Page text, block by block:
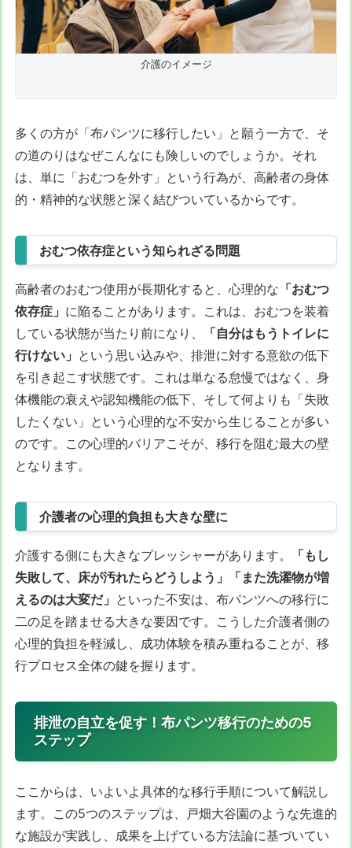
介護のイメージ
多くの方が「布パンツに移行したい」と願う一方で、そ
の道のりはなぜこんなにも険しいのでしょうか。それ
は、単に「おむつを外す」という行為が、高齢者の身体
的・精神的な状態と深く結びついているからです。
おむつ依存症という知られざる問題
高齢者のおむつ使用が長期化すると、心理的な 「おむつ
依存症」 に陥ることがあります。これは、おむつを装着
している状態が当たり前になり、
「自分はもうトイレに
行けない」 という思い込みや、排泄に対する意欲の低下
を引き起こす状態です。これは単なる怠慢ではなく、身
体機能の衰えや認知機能の低下、そして何よりも「失敗
したくない」という心理的な不安から生じることが多い
のです。この心理的バリアこそが、移行を阻む最大の壁
となります。
介護者の心理的負担も大きな壁に
介護する側にも大きなプレッシャーがあります。
「もし
失敗して、床が汚れたらどうしよう」「また洗濯物が増
えるのは大変だ」 といった不安は、布パンツへの移行に
二の足を踏ませる大きな要因です。こうした介護者側の
心理的負担を軽減し、成功体験を積み重ねることが、移
行プロセス全体の鍵を握ります。
排泄の自立を促す！布パンツ移行のための5
ステップ
ここからは、いよいよ具体的な移行手順について解説し
ます。この5つのステップは、戸畑大谷園のような先進的
な施設が実践し、成果を上げている方法論に基づいてい